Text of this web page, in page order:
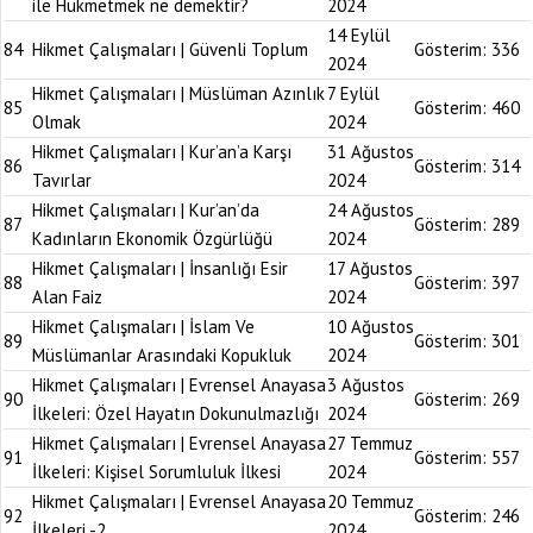
ile Hükmetmek ne demektir? 2024
84 Hikmet Çalışmaları | Güvenli Toplum
14 Eylül
2024
Gösterim: 336
85
Hikmet Çalışmaları | Müslüman Azınlık
Olmak
7 Eylül
2024
Gösterim: 460
86
Hikmet Çalışmaları | Kur’an’a Karşı
Tavırlar
31 Ağustos
2024
Gösterim: 314
87
Hikmet Çalışmaları | Kur’an’da
Kadınların Ekonomik Özgürlüğü
24 Ağustos
2024
Gösterim: 289
88
Hikmet Çalışmaları | İnsanlığı Esir
Alan Faiz
17 Ağustos
2024
Gösterim: 397
89
Hikmet Çalışmaları | İslam Ve
Müslümanlar Arasındaki Kopukluk
10 Ağustos
2024
Gösterim: 301
90
Hikmet Çalışmaları | Evrensel Anayasa
İlkeleri: Özel Hayatın Dokunulmazlığı
3 Ağustos
2024
Gösterim: 269
91
Hikmet Çalışmaları | Evrensel Anayasa
İlkeleri: Kişisel Sorumluluk İlkesi
27 Temmuz
2024
Gösterim: 557
92
Hikmet Çalışmaları | Evrensel Anayasa20 Temmuz
Gösterim: 246